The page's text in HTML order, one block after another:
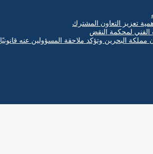
تعزيز التعاون المشترك
مملكة البحرين وتؤكد ملاحقة المسؤولين عنه قانونيًا